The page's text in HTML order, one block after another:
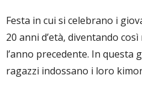
Festa in cui si celebrano i
20 anni d’età, diventando
l’anno precedente. In questa
ragazzi indossano i loro